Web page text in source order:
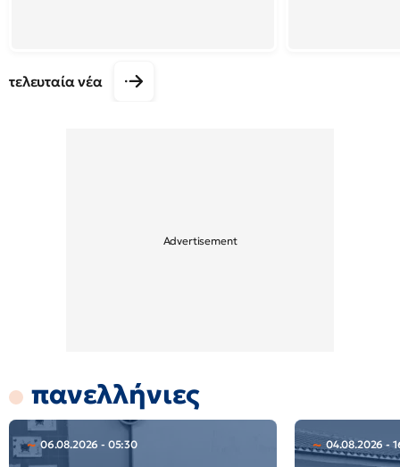
τελευταία νέα
πανελλήνιες
06.08.2026 - 05:30 04.08.2026 -